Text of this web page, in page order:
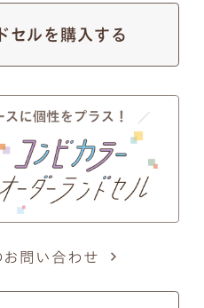
セルを購入する
問い合わせ
項2
て
せを頂くことがございま